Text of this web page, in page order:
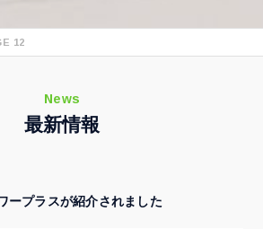
12
News
最新情報
ープラスが紹介されました